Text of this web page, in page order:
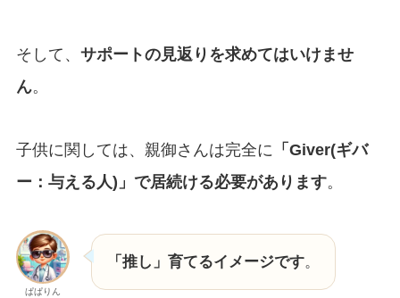
そして、 サポートの見返りを求めてはいけませ
ん。
子供に関しては、親御さんは完全に 「Giver(ギバ
ー：与える人)」で居続ける必要があります。
ぱぱりん
「推し」育てるイメージです。